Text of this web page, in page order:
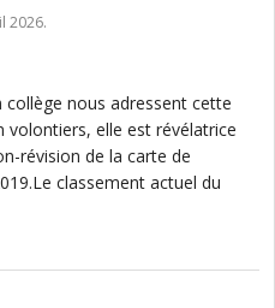
2026.
collège nous adressent cette
volontiers, elle est révélatrice
révision de la carte de
classement actuel du